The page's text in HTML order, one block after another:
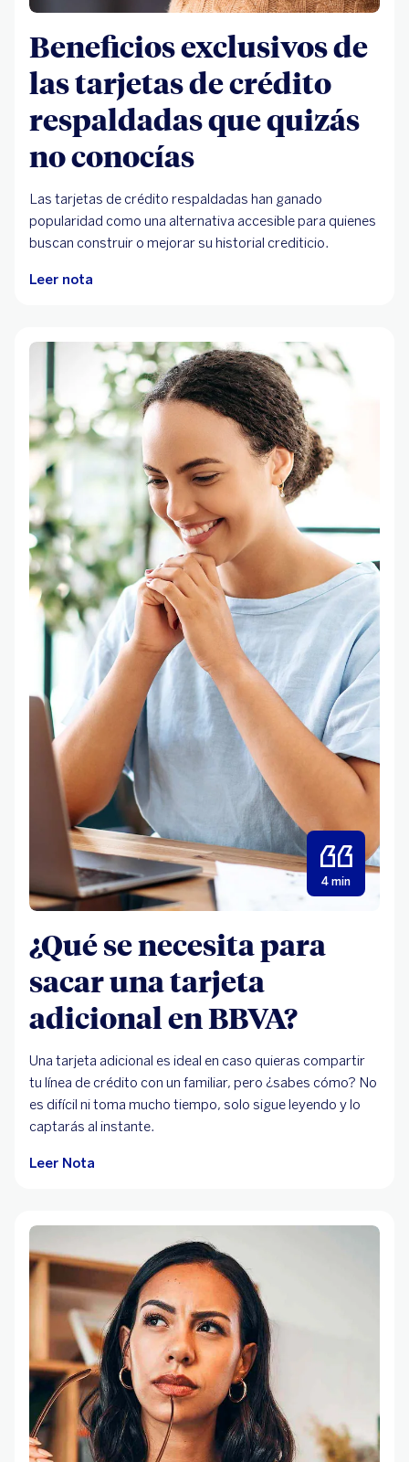
Beneficios exclusivos de
las tarjetas de crédito
respaldadas que quizás
no conocías
Las tarjetas de crédito respaldadas han ganado
popularidad como una alternativa accesible para quienes
buscan construir o mejorar su historial crediticio.
Leer nota
4 min
¿Qué se necesita para
sacar una tarjeta
adicional en BBVA?
Una tarjeta adicional es ideal en caso quieras compartir
tu línea de crédito con un familiar, pero ¿sabes cómo? No
es difícil ni toma mucho tiempo, solo sigue leyendo y lo
captarás al instante.
Leer Nota